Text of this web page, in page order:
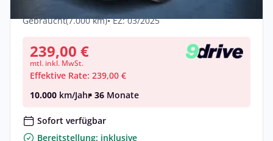
Automatik •217 PS (160 kW)
Gebraucht(7.000 km)• EZ: 03/2025
239,00 €
mtl. inkl. MwSt.
Effektive Rate: 239,00 €
10.000 km/Jahr• 36 Monate
Sofort verfügbar
Bereitstellung: inklusive